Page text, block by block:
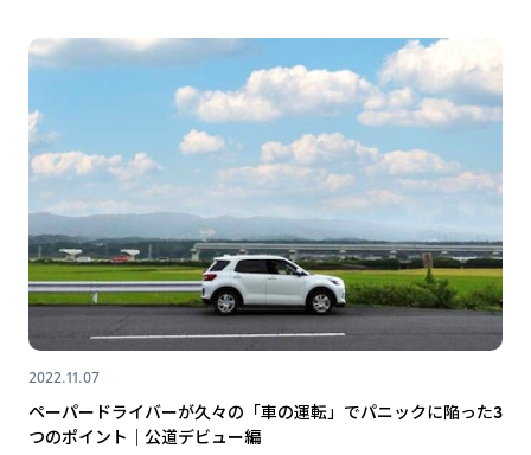
2022.11.07
ペーパードライバーが久々の「車の運転」でパニックに陥った3
つのポイント｜公道デビュー編